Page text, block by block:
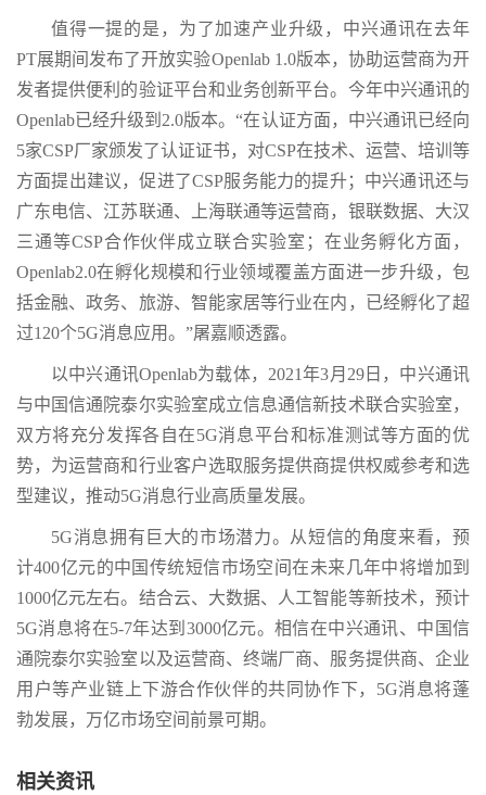
值得一提的是，为了加速产业升级，中兴通讯在去年
PT展期间发布了开放实验Openlab 1.0版本，协助运营商为开
发者提供便利的验证平台和业务创新平台。今年中兴通讯的
Openlab已经升级到2.0版本。“在认证方面，中兴通讯已经向
5家CSP厂家颁发了认证证书，对CSP在技术、运营、培训等
方面提出建议，促进了CSP服务能力的提升；中兴通讯还与
广东电信、江苏联通、上海联通等运营商，银联数据、大汉
三通等CSP合作伙伴成立联合实验室；在业务孵化方面，
Openlab2.0在孵化规模和行业领域覆盖方面进一步升级，包
括金融、政务、旅游、智能家居等行业在内，已经孵化了超
过120个5G消息应用。”屠嘉顺透露。
以中兴通讯Openlab为载体，2021年3月29日，中兴通讯
与中国信通院泰尔实验室成立信息通信新技术联合实验室，
双方将充分发挥各自在5G消息平台和标准测试等方面的优
势，为运营商和行业客户选取服务提供商提供权威参考和选
型建议，推动5G消息行业高质量发展。
5G消息拥有巨大的市场潜力。从短信的角度来看，预
计400亿元的中国传统短信市场空间在未来几年中将增加到
1000亿元左右。结合云、大数据、人工智能等新技术，预计
5G消息将在5-7年达到3000亿元。相信在中兴通讯、中国信
通院泰尔实验室以及运营商、终端厂商、服务提供商、企业
用户等产业链上下游合作伙伴的共同协作下，5G消息将蓬
勃发展，万亿市场空间前景可期。
相关资讯